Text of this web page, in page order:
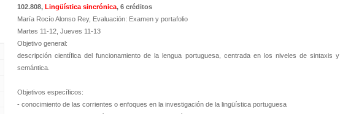
102.808, Lingüística sincrónica, 6 créditos
María Rocío Alonso Rey, Evaluación: Examen y portafolio
Martes 11-12, Jueves 11-13
Objetivo general:
descripción científica del funcionamiento de la lengua portuguesa, centrada en los niveles de sintaxis y
semántica.
Objetivos específicos:
- conocimiento de las corrientes o enfoques en la investigación de la lingüística portuguesa